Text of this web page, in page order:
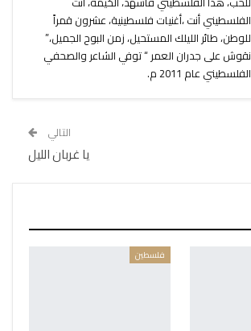
الفلسطيني أنت ،أغنيات فلسطينية، عشرون قمراً
للوطن، طائر الليلك المستحيل، زمن البوح الجميل،”
نقوش على جدران العمر “ توفي الشاعر والصحفي
الفلسطيني عام 2011 م.
التالي
يا غربان الليل
فلسطين